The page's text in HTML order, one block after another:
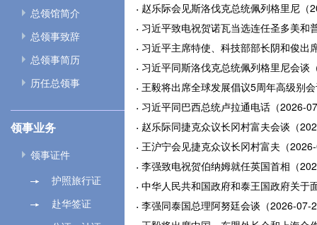
总领馆简介
总领事致辞
总领事简历
历任总领事
领事业务
领事证件
护照旅行证
赴华签证
赵乐际会见斯洛伐克总统佩列格里尼（
习近平致电祝贺诺瓦当选连任圣多美和
习近平主席特使、科技部部长阴和俊
习近平同斯洛伐克总统佩列格里尼会谈
王毅将出席全球发展倡议5周年高级别
习近平同巴西总统卢拉通电话（2026-
赵乐际同捷克众议长冈村富夫会谈（
王沪宁会见捷克众议长冈村富夫（
李强致电祝贺伯纳姆就任英国首相（
中华人民共和国政府和泰王国政府关于
李强同泰国总理阿努廷会谈（2026-07-